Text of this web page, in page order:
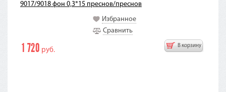
9017/9018 фон 0,3*15 преснов/преснов
Избранное
Сравнить
В корзину
1 720 руб.